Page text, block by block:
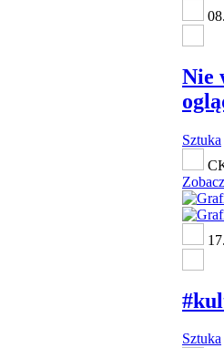
Nie
Sztuka
Sztuka